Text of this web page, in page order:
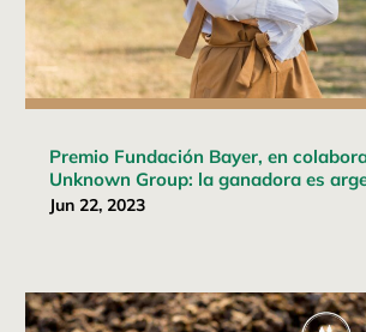
Premio Fundación Bayer, en
Unknown Group: la ganadora es
Jun 22, 2023